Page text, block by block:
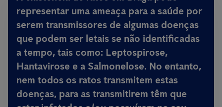
representar uma ameaça para a saúde por
serem transmissores de algumas doenças
que podem ser letais se não identificadas
a tempo, tais como: Leptospirose,
Hantavirose e a Salmonelose. No entanto,
nem todos os ratos transmitem estas
doenças, para as transmitirem têm que